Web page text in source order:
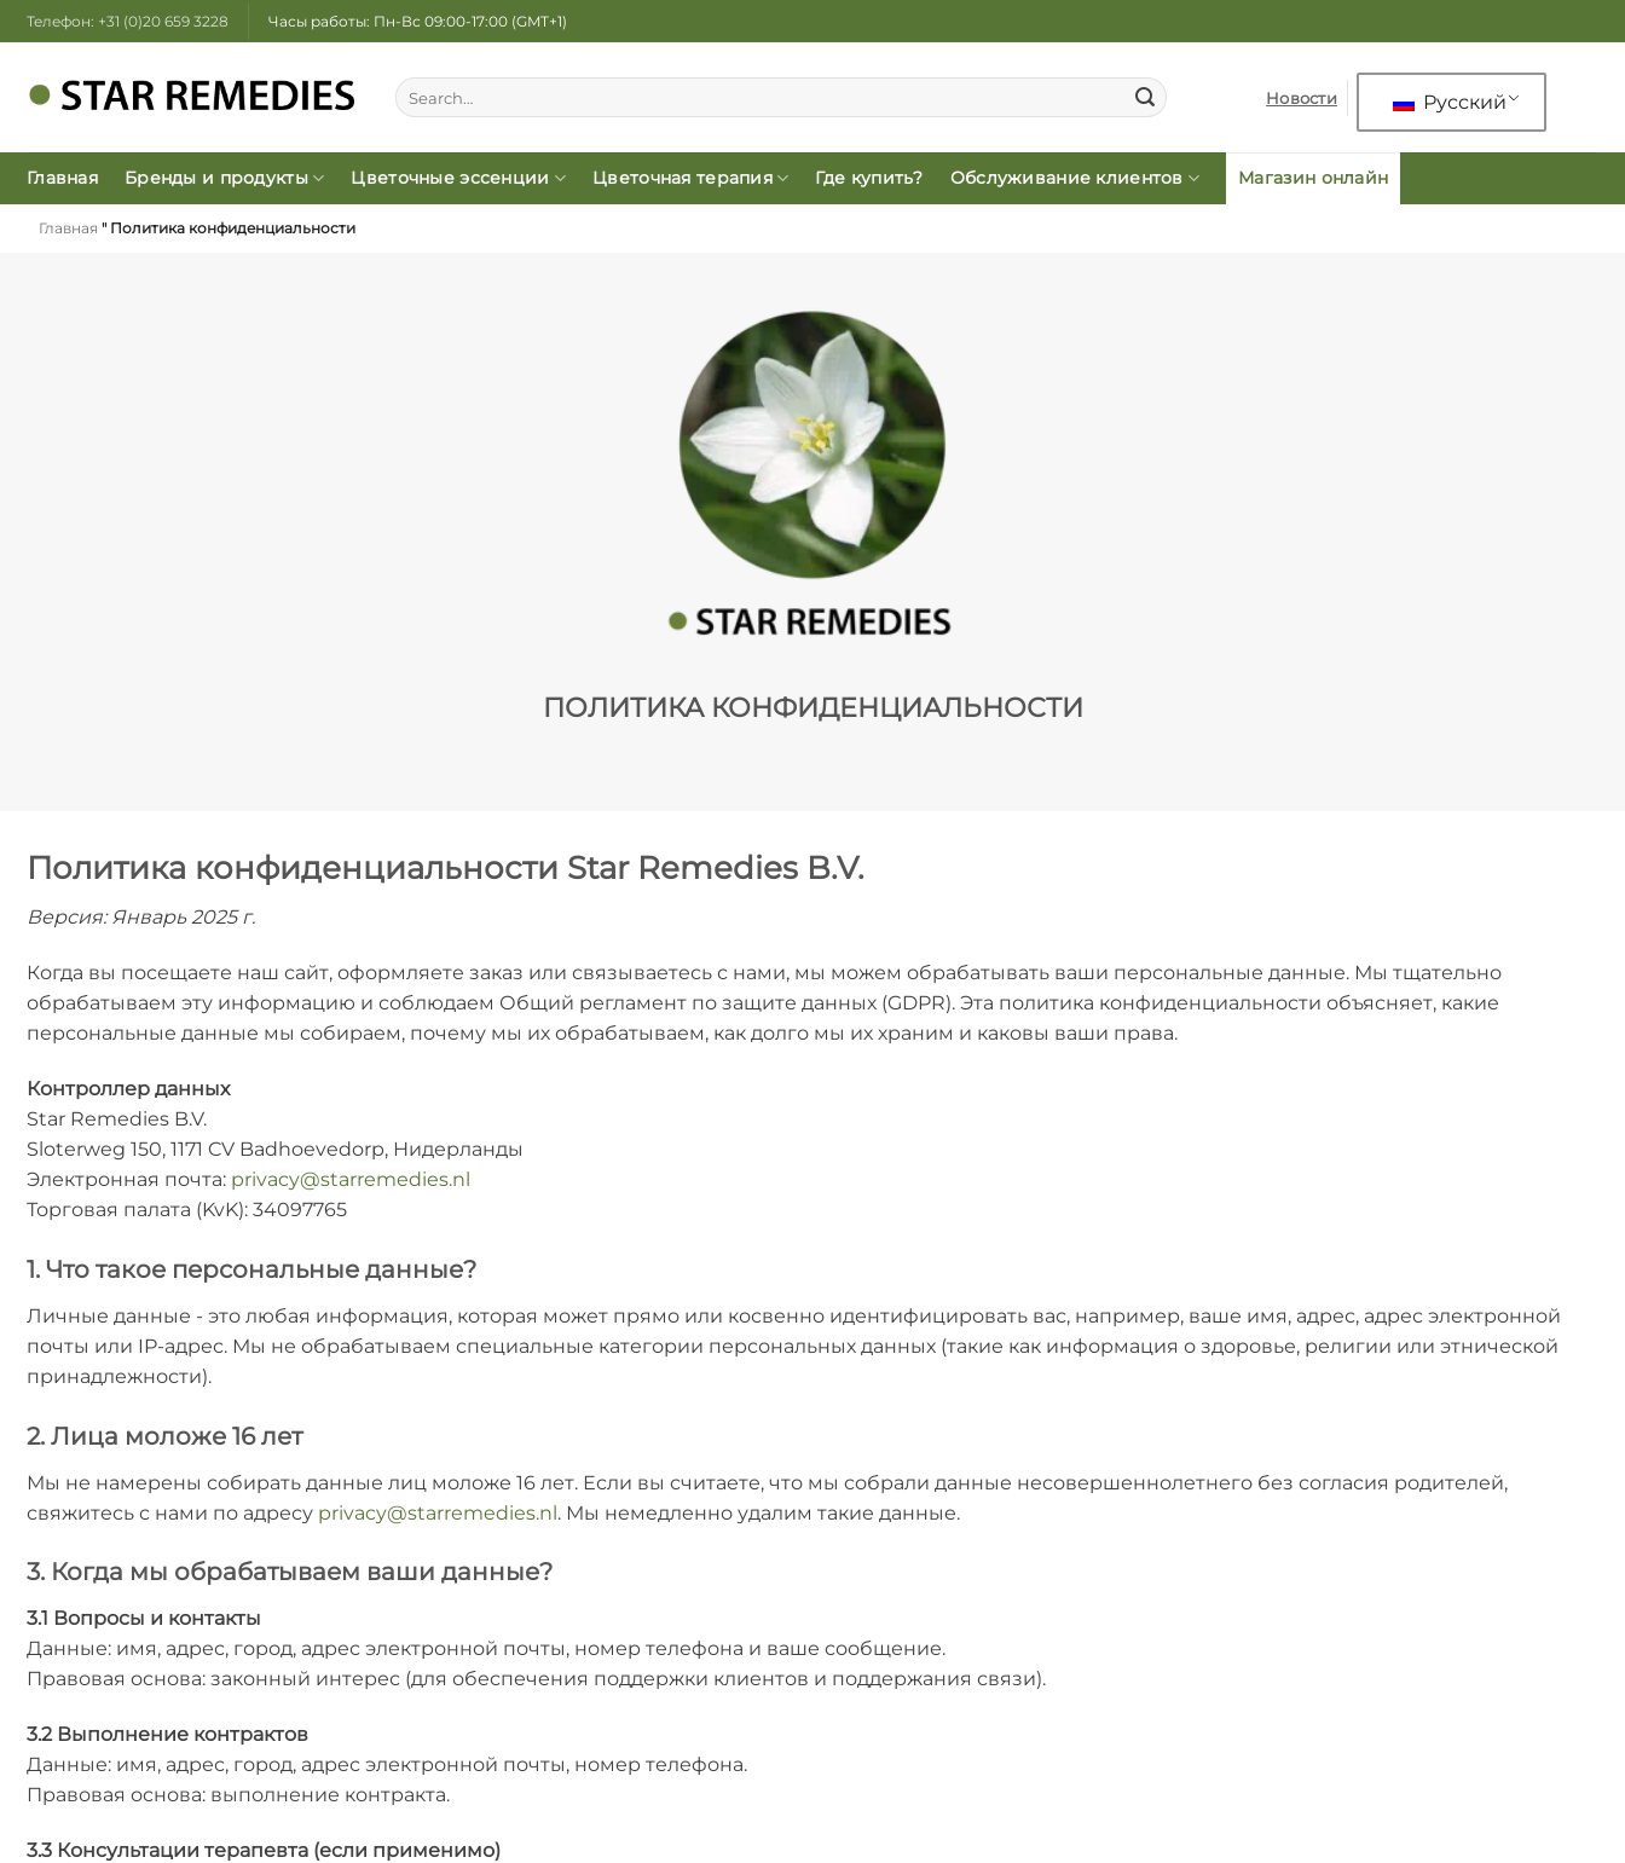
Skip
to
content
Телефон: +31 (0)20 659 3228 Часы работы: Пн-Вс 09:00-17:00 (GMT+1)
Новости Русский
Главная Бренды и продукты Цветочные эссенции Цветочная терапия Где купить? Обслуживание клиентов Магазин онлайн
Главная " Политика конфиденциальности
ПОЛИТИКА КОНФИДЕНЦИАЛЬНОСТИ
Политика конфиденциальности Star Remedies B.V.
Версия: Январь 2025 г.
Когда вы посещаете наш сайт, оформляете заказ или связываетесь с нами, мы можем обрабатывать ваши персональные данные. Мы тщательно
обрабатываем эту информацию и соблюдаем Общий регламент по защите данных (GDPR). Эта политика конфиденциальности объясняет, какие
персональные данные мы собираем, почему мы их обрабатываем, как долго мы их храним и каковы ваши права.
Контроллер данных
Star Remedies B.V.
Sloterweg 150, 1171 CV Badhoevedorp, Нидерланды
Электронная почта: privacy@starremedies.nl
Торговая палата (KvK): 34097765
1. Что такое персональные данные?
Личные данные - это любая информация, которая может прямо или косвенно идентифицировать вас, например, ваше имя, адрес, адрес электронной
почты или IP-адрес. Мы не обрабатываем специальные категории персональных данных (такие как информация о здоровье, религии или этнической
принадлежности).
2. Лица моложе 16 лет
Мы не намерены собирать данные лиц моложе 16 лет. Если вы считаете, что мы собрали данные несовершеннолетнего без согласия родителей,
свяжитесь с нами по адресу privacy@starremedies.nl. Мы немедленно удалим такие данные.
3. Когда мы обрабатываем ваши данные?
3.1 Вопросы и контакты
Данные: имя, адрес, город, адрес электронной почты, номер телефона и ваше сообщение.
Правовая основа: законный интерес (для обеспечения поддержки клиентов и поддержания связи).
3.2 Выполнение контрактов
Данные: имя, адрес, город, адрес электронной почты, номер телефона.
Правовая основа: выполнение контракта.
3.3 Консультации терапевта (если применимо)